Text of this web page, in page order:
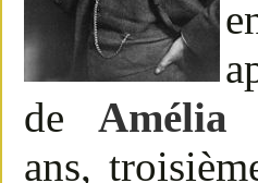
deAmélia
ans,